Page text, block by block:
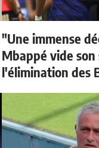
"Une immense
Mbappé vide son
l'élimination des